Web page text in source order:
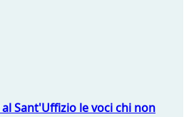
Sant'Uffizio le voci chi non